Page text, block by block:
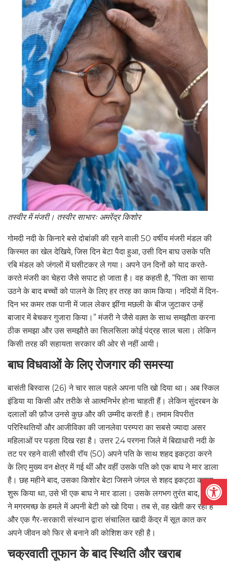
तस्वीर में मंजरी। तस्वीर साभारः अमरेंद्र किशोर
गोमदी नदी के किनारे बसे दोबांकी की रहने वाली 50 वर्षीय मंजरी मंडल की
किस्मत का खेल देखिये, जिस दिन बेटा पैदा हुआ, उसी दिन बाघ उसके पति
रबि मंडल को जंगलों में घसीटकर ले गया। अपने उन दिनों को याद करते-
करते मंजरी का चेहरा जैसे सपाट हो जाता है। वह कहती है, “पिता का साया
उठने के बाद बच्चों को पालने के लिए हर तरह का काम किया। नदियों में दिन-
दिन भर कमर तक पानी में जाल लेकर झींगा मछली के बीज जुटाकर उन्हें
बाजार में बेचकर गुजारा किया।” मंजरी ने जैसे वक़्त के साथ समझौता करना
ठीक समझा और उस समझौते का सिलसिला कोई पंद्रह साल चला। लेकिन
किसी तरह की सहायता सरकार की ओर से नहीं आयी।
बाघ विधवाओं के लिए रोजगार की समस्या
बासंती बिस्वास (26) ने चार साल पहले अपना पति खो दिया था। अब स्किल
इंडिया या किसी और तरीके से आत्मनिर्भर होना चाहती हैं। लेकिन सुंदरबन के
दलालों की फ़ौज उनसे कुछ और की उम्मीद करती है। तमाम विपरीत
परिस्थितियों और आजीविका की जानलेवा परम्परा का सबसे ज्यादा असर
महिलाओं पर पड़ता दिख रहा है। उत्तर 24 परगना जिले में बिद्याधारी नदी के
तट पर रहने वाली सौरवी रॉय (50) अपने पति के साथ शहद इकट्ठा करने
के लिए मुख्य वन क्षेत्र में गई थीं और वहीं उसके पति को एक बाघ ने मार डाला
है। छह महीने बाद, उसका किशोर बेटा जिसने जंगल से शहद इकट्ठा करना
शुरू किया था, उसे भी एक बाघ ने मार डाला। उसके लगभग तुरंत बाद, सौरवी
ने मगरमच्छ के हमले में अपनी बेटी को खो दिया। तब से, वह खेती कर रही है
और एक गैर-सरकारी संस्थान द्वारा संचालित खादी केंद्र में सूत कात कर
अपने जीवन को फिर से बनाने की कोशिश कर रही है।
चक्रवाती तूफान के बाद स्थिति और खराब